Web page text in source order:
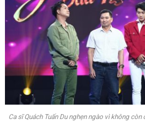
Ca sĩ Quách Tuấn Du nghẹn ngào vì không còn